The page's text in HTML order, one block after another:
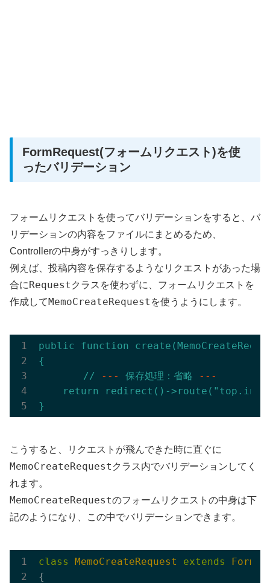
FormRequest(フォームリクエスト)を使
ったバリデーション
フォームリクエストを使ってバリデーションをすると、バ
リデーションの内容をファイルにまとめるため、
Controllerの中身がすっきりします。
例えば、投稿内容を保存するようなリクエストがあった場
合にRequest クラスを使わずに、フォームリクエストを
作成してMemoCreateRequest を使うようにします。
public function
{
//
--- 保存処理：省略
---
return
redirect()-
}
こうすると、リクエストが飛んできた時に直ぐに
MemoCreateRequest クラス内でバリデーションしてく
れます。
MemoCreateRequestのフォームリクエストの中身は下
記のようになり、この中でバリデーションできます。
class MemoCreateRequest extends
{